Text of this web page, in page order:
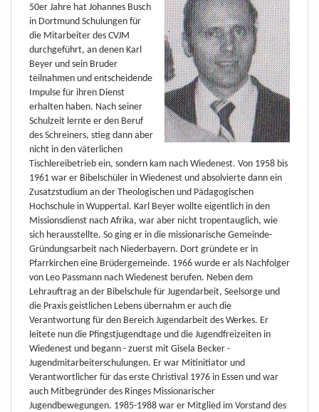
50er Jahre hat Johannes Busch
in Dortmund Schulungen für
die Mitarbeiter des CVJM
durchgeführt, an denen Karl
Beyer und sein Bruder
teilnahmen und entscheidende
Impulse für ihren Dienst
erhalten haben. Nach seiner
Schulzeit lernte er den Beruf
des Schreiners, stieg dann aber
nicht in den väterlichen
Tischlereibetrieb ein, sondern kam nach Wiedenest. Von 1958 bis
1961 war er Bibelschüler in Wiedenest und absolvierte dann ein
Zusatzstudium an der Theologischen und Pädagogischen
Hochschule in Wuppertal. Karl Beyer wollte eigentlich in den
Missionsdienst nach Afrika, war aber nicht tropentauglich, wie
sich herausstellte. So ging er in die missionarische Gemeinde-
Gründungsarbeit nach Niederbayern. Dort gründete er in
Pfarrkirchen eine Brüdergemeinde. 1966 wurde er als Nachfolger
von Leo Passmann nach Wiedenest berufen. Neben dem
Lehrauftrag an der Bibelschule für Jugendarbeit, Seelsorge und
die Praxis geistlichen Lebens übernahm er auch die
Verantwortung für den Bereich Jugendarbeit des Werkes. Er
leitete nun die Pfingstjugendtage und die Jugendfreizeiten in
Wiedenest und begann - zuerst mit Gisela Becker -
Jugendmitarbeiterschulungen. Er war Mitinitiator und
Verantwortlicher für das erste Christival 1976 in Essen und war
auch Mitbegründer des Ringes Missionarischer
Jugendbewegungen. 1985-1988 war er Mitglied im Vorstand des